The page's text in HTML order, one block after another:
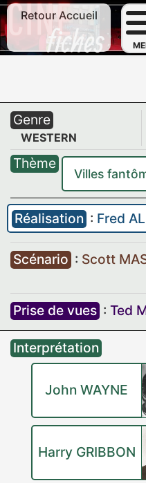
Retour Accueil
Genre
WESTERN
Thème
Villes
Réalisation : Fred
Scénario : Scott
Prise de vues : Ted
Interprétation
John WAYNE
Harry GRIBBON